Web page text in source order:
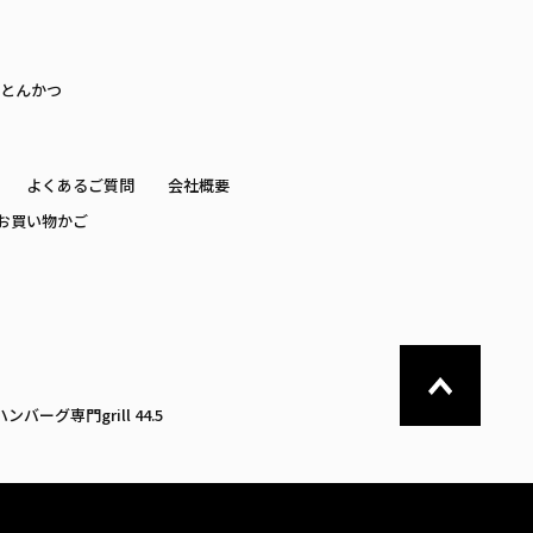
とんかつ
よくあるご質問
会社概要
買い物かご
ンバーグ専門grill 44.5